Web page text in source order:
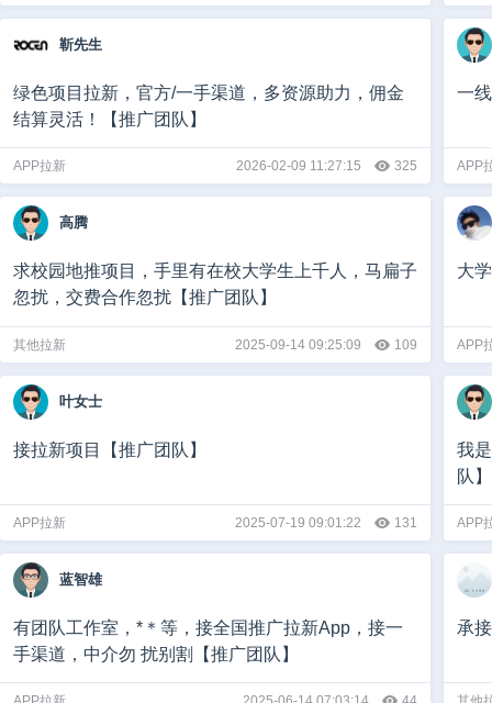
靳先生
绿色项目拉新，官方/一手渠道，多资源助力，佣金
结算灵活！【推广团队】
APP拉新 2026-02-09 11:27:15 325
一
APP
高腾
求校园地推项目，手里有在校大学生上千人，马扁子
忽扰，交费合作忽扰【推广团队】
其他拉新 2025-09-14 09:25:09 109
大
APP
叶女士
接拉新项目【推广团队】
APP拉新 2025-07-19 09:01:22 131
我
队】
APP
蓝智雄
有团队工作室，*＊等，接全国推广拉新App，接一
手渠道，中介勿 扰别割【推广团队】
承